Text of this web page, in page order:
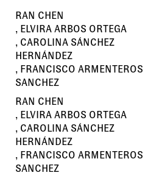
RAN CHEN
ELVIRA ARBOS ORTEGA
CAROLINA SÁNCHEZ
HERNÁNDEZ
FRANCISCO ARMENTEROS
SANCHEZ
RAN CHEN
ELVIRA ARBOS ORTEGA
CAROLINA SÁNCHEZ
HERNÁNDEZ
FRANCISCO ARMENTEROS
SANCHEZ